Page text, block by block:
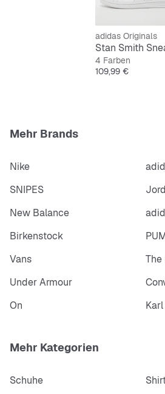
adidas Originals
Stan Smith
4 Farben
Preis
109,99 €
Mehr Brands
Nike
SNIPES
New Balance
Birkenstock
Vans
The
Under Armour
On
Mehr Kategorien
Schuhe